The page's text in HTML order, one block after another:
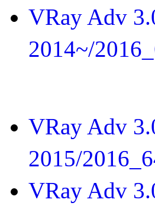
VRay Adv
2014~/
VRay Adv
2015/
VRay Adv